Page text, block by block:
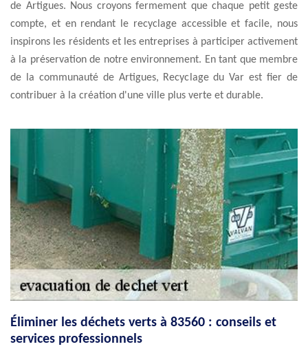
de Artigues. Nous croyons fermement que chaque petit geste
compte, et en rendant le recyclage accessible et facile, nous
inspirons les résidents et les entreprises à participer activement
à la préservation de notre environnement. En tant que membre
de la communauté de Artigues, Recyclage du Var est fier de
contribuer à la création d'une ville plus verte et durable.
Éliminer les déchets verts à 83560 : conseils et
services professionnels